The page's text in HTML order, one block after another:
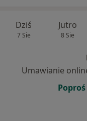
Dziś
7 Sie
Jutro
8 Sie
Umawianie